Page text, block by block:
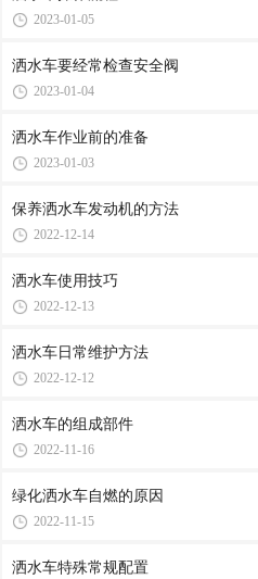
2023-01-05
洒水车要经常检查安全阀
2023-01-04
洒水车作业前的准备
2023-01-03
保养洒水车发动机的方法
2022-12-14
洒水车使用技巧
2022-12-13
洒水车日常维护方法
2022-12-12
洒水车的组成部件
2022-11-16
绿化洒水车自燃的原因
2022-11-15
洒水车特殊常规配置